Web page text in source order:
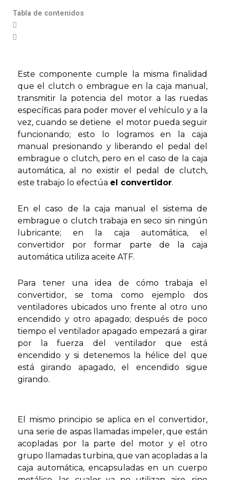
Tabla de contenidos
Este componente cumple la misma finalidad
que el clutch o embrague en la caja manual,
transmitir la potencia del motor a las ruedas
específicas para poder mover el vehículo y a la
vez, cuando se detiene el motor pueda seguir
funcionando; esto lo logramos en la caja
manual presionando y liberando el pedal del
embrague o clutch, pero en el caso de la caja
automática, al no existir el pedal de clutch,
este trabajo lo efectúa el convertidor.
En el caso de la caja manual el sistema de
embrague o clutch trabaja en seco sin ningún
lubricante; en la caja automática, el
convertidor por formar parte de la caja
automática utiliza aceite ATF.
Para tener una idea de cómo trabaja el
convertidor, se toma como ejemplo dos
ventiladores ubicados uno frente al otro uno
encendido y otro apagado; después de poco
tiempo el ventilador apagado empezará a girar
por la fuerza del ventilador que está
encendido y si detenemos la hélice del que
está girando apagado, el encendido sigue
girando.
El mismo principio se aplica en el convertidor,
una serie de aspas llamadas impeler, que están
acopladas por la parte del motor y el otro
grupo llamadas turbina, que van acopladas a la
caja automática, encapsuladas en un cuerpo